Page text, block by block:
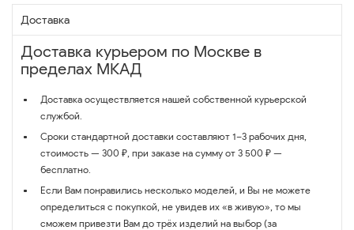
Доставка
Доставка курьером по Москве в
пределах МКАД
Доставка осуществляется нашей собственной курьерской
службой.
Сроки стандартной доставки составляют 1–3 рабочих дня,
стоимость — 300 ₽, при заказе на сумму от 3 500 ₽ —
бесплатно.
Если Вам понравились несколько моделей, и Вы не можете
определиться с покупкой, не увидев их «в живую», то мы
сможем привезти Вам до трёх изделий на выбор (за